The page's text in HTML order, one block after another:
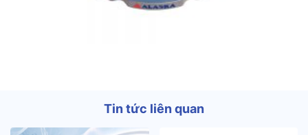
Tin tức liên quan